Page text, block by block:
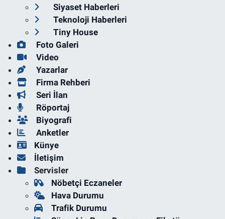
Siyaset Haberleri
Teknoloji Haberleri
Tiny House
Foto Galeri
Video
Yazarlar
Firma Rehberi
Seri İlan
Röportaj
Biyografi
Anketler
Künye
İletişim
Servisler
Nöbetçi Eczaneler
Hava Durumu
Trafik Durumu